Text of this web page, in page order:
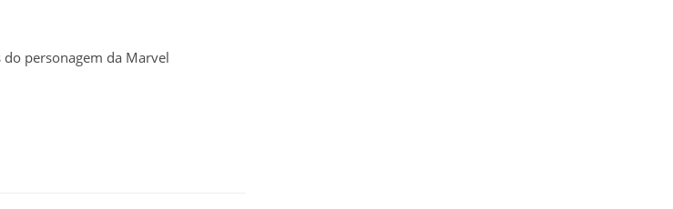
personagem da Marvel